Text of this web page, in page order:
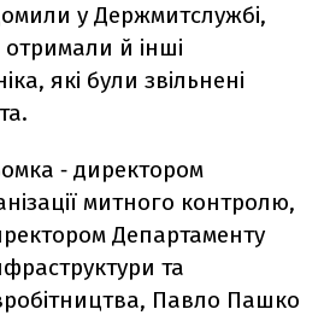
у Держмитслужбі,
отримали й інші
які були звільнені
‑ директором
митного контролю,
Департаменту
та
Павло Пашко